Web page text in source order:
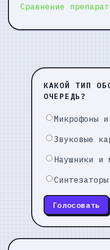
Сравнение
КАКОЙ ТИП
ОЧЕРЕДЬ?
Микрофоны
Звуковые
Наушники и
Голосовать